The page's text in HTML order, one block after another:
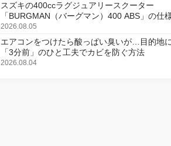
スズキの400ccラグジュアリースクーター
「BURGMAN（バーグマン）400 ABS」の仕様
更し、8月18日に発売
2026.08.05
エアコンをつけたら酸っぱい臭いが…目的地
「3分前」のひと工夫でカビを防ぐ方法
2026.08.04